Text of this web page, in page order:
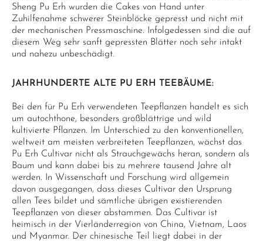
Sheng Pu Erh wurden die Cakes von Hand unter
Zuhilfenahme schwerer Steinblöcke gepresst und nicht mit
der mechanischen Pressmaschine. Infolgedessen sind die auf
diesem Weg sehr sanft gepressten Blätter noch sehr intakt
und nahezu unbeschädigt.
JAHRHUNDERTE ALTE PU ERH TEEBÄUME:
Bei den für Pu Erh verwendeten Teepflanzen handelt es sich
um autochthone, besonders großblättrige und wild
kultivierte Pflanzen. Im Unterschied zu den konventionellen,
weltweit am meisten verbreiteten Teepflanzen, wächst das
Pu Erh Cultivar nicht als Strauchgewächs heran, sondern als
Baum und kann dabei bis zu mehrere tausend Jahre alt
werden. In Wissenschaft und Forschung wird allgemein
davon ausgegangen, dass dieses Cultivar den Ursprung
allen Tees bildet und sämtliche übrigen existierenden
Teepflanzen von dieser abstammen. Das Cultivar ist
heimisch in der Vierländerregion von China, Vietnam, Laos
und Myanmar. Der chinesische Teil liegt dabei in der